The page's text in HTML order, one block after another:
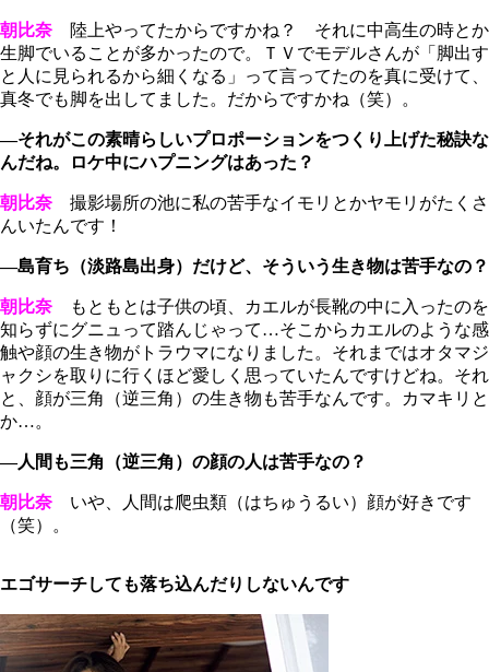
朝比奈 陸上やってたからですかね？ それに中高生の時とか
生脚でいることが多かったので。ＴＶでモデルさんが「脚出す
と人に見られるから細くなる」って言ってたのを真に受けて、
真冬でも脚を出してました。だからですかね（笑）。
―それがこの素晴らしいプロポーションをつくり上げた秘訣な
んだね。ロケ中にハプニングはあった？
朝比奈 撮影場所の池に私の苦手なイモリとかヤモリがたくさ
んいたんです！
―島育ち（淡路島出身）だけど、そういう生き物は苦手なの？
朝比奈
もともとは子供の頃、カエルが長靴の中に入ったのを
知らずにグニュって踏んじゃって…そこからカエルのような感
触や顔の生き物がトラウマになりました。それまではオタマジ
ャクシを取りに行くほど愛しく思っていたんですけどね。それ
と、顔が三角（逆三角）の生き物も苦手なんです。カマキリと
か…。
―人間も三角（逆三角）の顔の人は苦手なの？
朝比奈 いや、人間は爬虫類（はちゅうるい）顔が好きです
（笑）。
エゴサーチしても落ち込んだりしないんです